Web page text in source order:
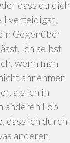
dass du dich
verteidigst,
Gegenüber
Ich selbst
wenn man
annehmen
als ich in
anderen Lob
dass ich durch
anderen